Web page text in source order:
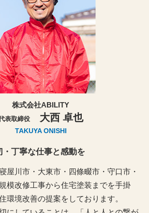
株式会社ABILITY
表取締役 大西 卓也
TAKUYA ONISHI
丁寧な仕事と感動を
屋川市・大東市・四條畷市・守口市・
模改修工事から住宅塗装までを手掛
環境改善の提案をしております。